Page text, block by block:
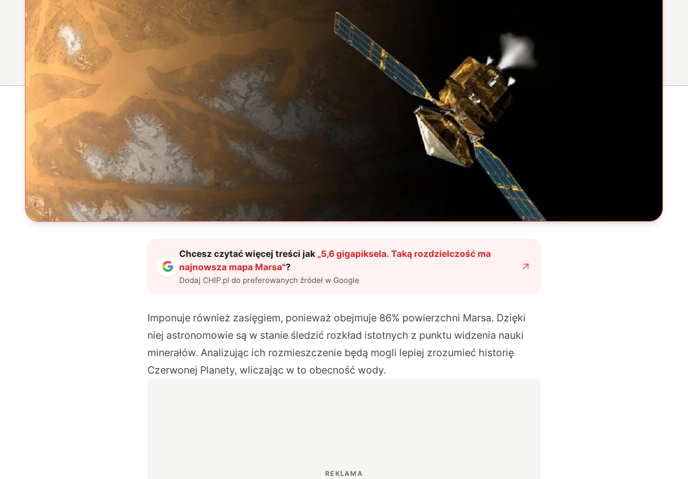
Chcesz czytać więcej treści jak „5,6 gigapiksela. Taką rozdzielczość ma
najnowsza mapa Marsa"?
Dodaj CHIP.pl do preferowanych źródeł w Google
Imponuje również zasięgiem, ponieważ obejmuje 86% powierzchni Marsa. Dzięki
niej astronomowie są w stanie śledzić rozkład istotnych z punktu widzenia nauki
minerałów. Analizując ich rozmieszczenie będą mogli lepiej zrozumieć historię
Czerwonej Planety, wliczając w to obecność wody.